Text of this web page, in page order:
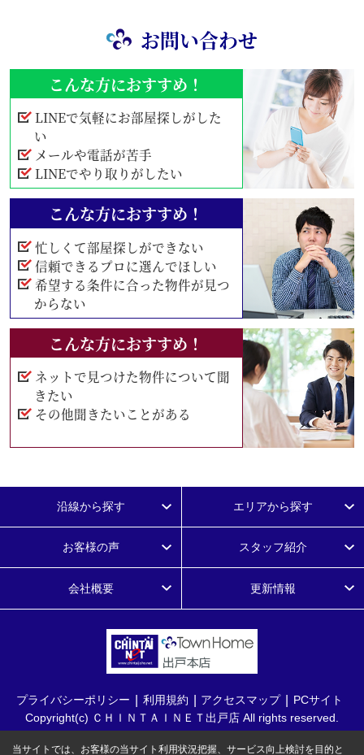
お問い合わせ
こんな方におすすめ！
LINEで気軽にお部屋探しがした
い
メールや電話が苦手
LINEでやり取りがしたい
こんな方におすすめ！
忙しくて部屋探しができない
信頼できるプロに選んでほしい
希望する条件に合った物件が見つ
からない
こんな方におすすめ！
ネットで見つけた物件について聞
きたい
その他聞きたいことがある
沿線から探す エリアから探す
お客様の声 スタッフ紹介
会社概要 更新情報
プライバシーポリシー 利用規約 アクセスマップ
PCサイト
Copyright(c) ＣＨＩＮＴＡＩＮＥＴ出戸店 All rights reserved.
当サイトでは、お客様の当サイト利用状況把握、サービス向上検討を目的と